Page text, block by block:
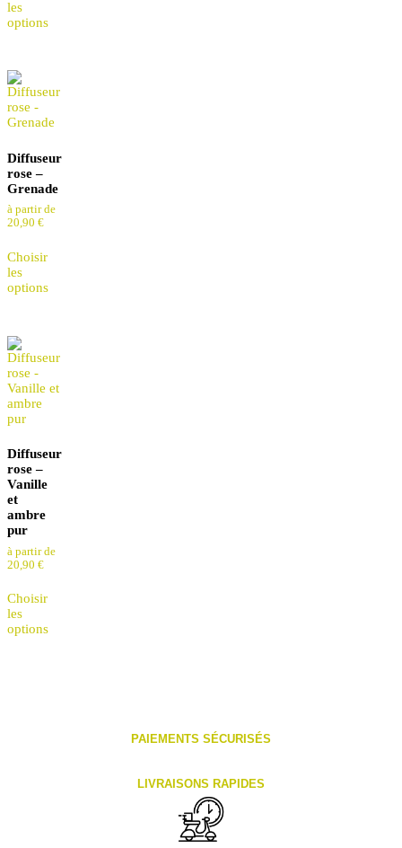
les
options
Diffuseur
rose –
Grenade
à partir de
20,90 €
Choisir
les
options
Diffuseur
rose –
Vanille
et
ambre
pur
à partir de
20,90 €
Choisir
les
options
PAIEMENTS SÉCURISÉS
LIVRAISONS RAPIDES